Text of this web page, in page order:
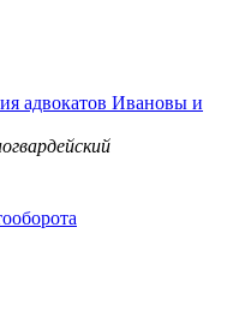
адвокатов Ивановы и